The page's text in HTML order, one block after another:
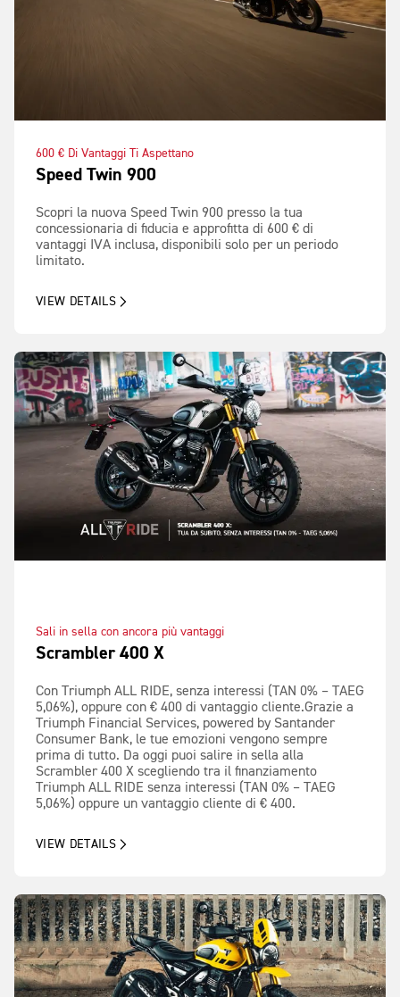
600 € Di Vantaggi Ti Aspettano
Speed Twin 900
Scopri la nuova Speed Twin 900 presso la tua
concessionaria di fiducia e approfitta di 600 € di
vantaggi IVA inclusa, disponibili solo per un periodo
limitato.
VIEW DETAILS
Sali in sella con ancora più vantaggi
Scrambler 400 X
Con Triumph ALL RIDE, senza interessi (TAN 0% – TAEG
5,06%), oppure con € 400 di vantaggio cliente.Grazie a
Triumph Financial Services, powered by Santander
Consumer Bank, le tue emozioni vengono sempre
prima di tutto. Da oggi puoi salire in sella alla
Scrambler 400 X scegliendo tra il finanziamento
Triumph ALL RIDE senza interessi (TAN 0% – TAEG
5,06%) oppure un vantaggio cliente di € 400.
VIEW DETAILS